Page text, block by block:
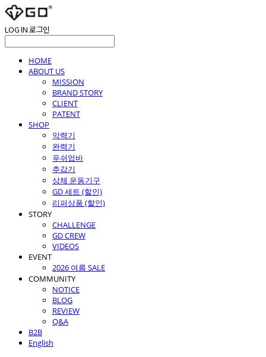
LOG IN로그인
HOME
ABOUT US
MISSION
BRAND STORY
CLIENT
PATENT
SHOP
악력기
완력기
푸쉬업바
추감기
상체 운동기구
GD 세트 (할인)
리퍼상품 (할인)
STORY
CHALLENGE
GD CREW
VIDEOS
EVENT
2026 여름 SALE
COMMUNITY
NOTICE
BLOG
REVIEW
Q&A
B2B
English